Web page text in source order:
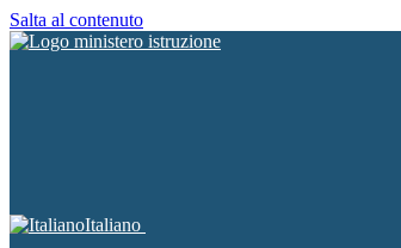
Salta al contenuto
Italiano